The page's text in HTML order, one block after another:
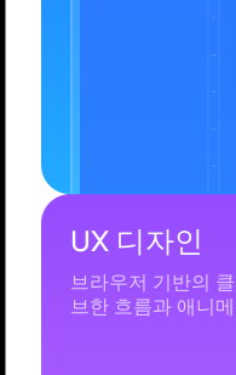
UX 디자인
브라우저 기반의
브한 흐름과 애니